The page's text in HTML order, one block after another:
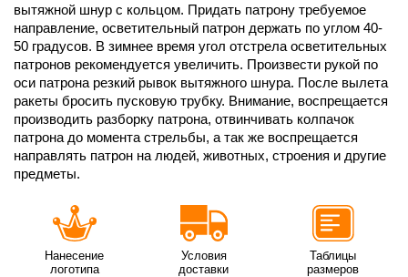
вытяжной шнур с кольцом. Придать патрону требуемое
направление, осветительный патрон держать по углом 40-
50 градусов. В зимнее время угол отстрела осветительных
патронов рекомендуется увеличить. Произвести рукой по
оси патрона резкий рывок вытяжного шнура. После вылета
ракеты бросить пусковую трубку. Внимание, воспрещается
производить разборку патрона, отвинчивать колпачок
патрона до момента стрельбы, а так же воспрещается
направлять патрон на людей, животных, строения и другие
предметы.
Нанесение
логотипа
Условия
доставки
Таблицы
размеров